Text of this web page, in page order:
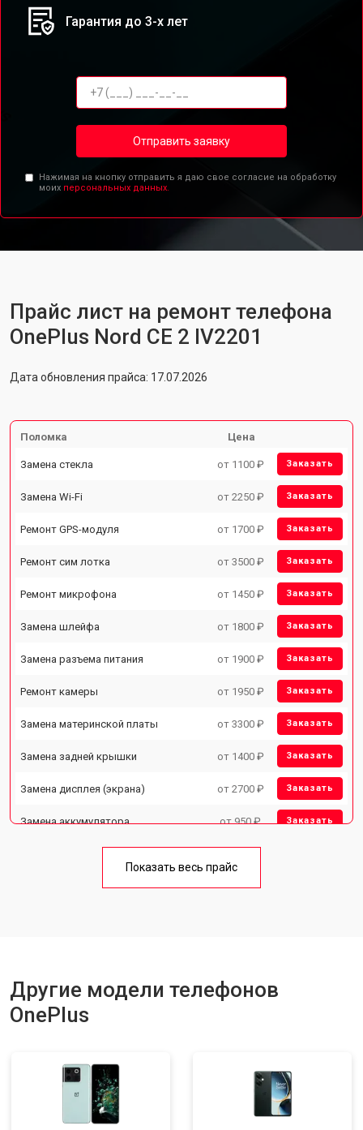
Гарантия до 3-х лет
Отправить заявку
Нажимая на кнопку отправить я даю свое согласие на обработку
моих персональных данных.
Прайс лист на ремонт телефона
OnePlus Nord CE 2 IV2201
Дата обновления прайса: 17.07.2026
Поломка Цена
Замена стекла от 1100 ₽ Заказать
Замена Wi-Fi от 2250 ₽ Заказать
Ремонт GPS-модуля от 1700 ₽ Заказать
Ремонт сим лотка от 3500 ₽ Заказать
Ремонт микрофона от 1450 ₽ Заказать
Замена шлейфа от 1800 ₽ Заказать
Замена разъема питания от 1900 ₽ Заказать
Ремонт камеры от 1950 ₽ Заказать
Замена материнской платы от 3300 ₽ Заказать
Замена задней крышки от 1400 ₽ Заказать
Замена дисплея (экрана) от 2700 ₽ Заказать
Замена аккумулятора от 950 ₽ Заказать
Ремонт цепи питания от 3200 ₽
Показать весь прайс
Другие модели телефонов
OnePlus